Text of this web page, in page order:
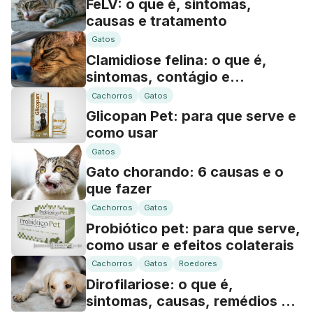
FeLV: o que é, sintomas,
causas e tratamento
Gatos
Clamidiose felina: o que é,
sintomas, contágio e
tratamento
Cachorros Gatos
Glicopan Pet: para que serve e
como usar
Gatos
Gato chorando: 6 causas e o
que fazer
Cachorros Gatos
Probiótico pet: para que serve,
como usar e efeitos colaterais
Cachorros Gatos Roedores
Dirofilariose: o que é,
sintomas, causas, remédios e